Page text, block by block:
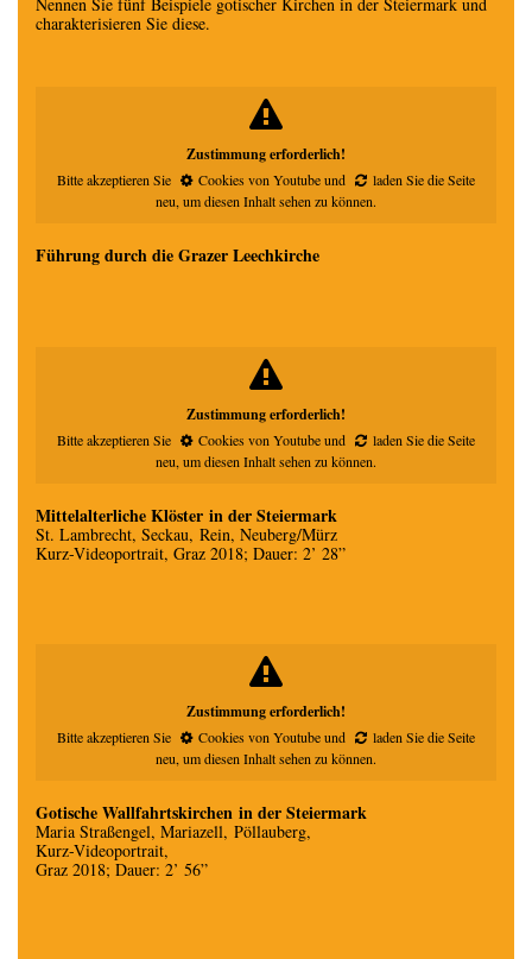
Nennen Sie fünf Beispiele gotischer Kirchen in der Steiermark und
charakterisieren Sie diese.
Zustimmung erforderlich!
Bitte akzeptieren Sie Cookies von Youtubeund
laden Sie die Seite
neu, um diesen Inhalt sehen zu können.
Führung durch die Grazer Leechkirche
Zustimmung erforderlich!
Bitte akzeptieren Sie Cookies von Youtubeund
laden Sie die Seite
neu, um diesen Inhalt sehen zu können.
Mittelalterliche Klöster in der Steiermark
St. Lambrecht, Seckau, Rein, Neuberg/Mürz
Kurz-Videoportrait, Graz 2018; Dauer: 2’ 28”
Zustimmung erforderlich!
Bitte akzeptieren Sie Cookies von Youtubeund
laden Sie die Seite
neu, um diesen Inhalt sehen zu können.
Gotische Wallfahrtskirchen in der Steiermark
Maria Straßengel, Mariazell, Pöllauberg,
Kurz-Videoportrait,
Graz 2018; Dauer: 2’ 56”